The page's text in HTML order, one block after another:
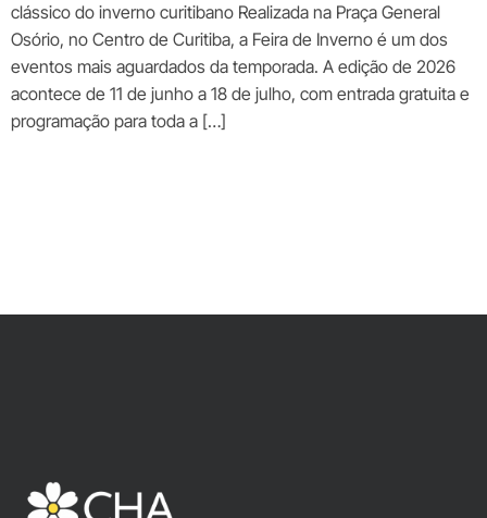
clássico do inverno curitibano Realizada na Praça General
Osório, no Centro de Curitiba, a Feira de Inverno é um dos
eventos mais aguardados da temporada. A edição de 2026
acontece de 11 de junho a 18 de julho, com entrada gratuita e
programação para toda a […]